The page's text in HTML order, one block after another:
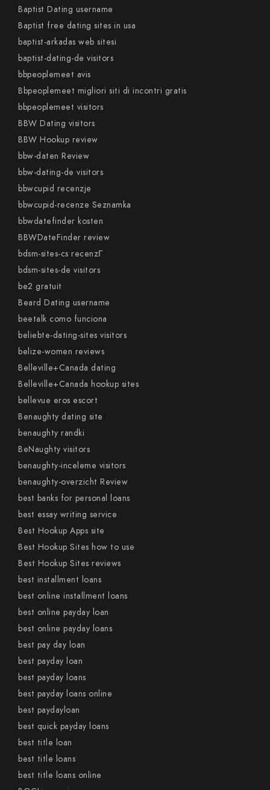
Baptist Dating username
Baptist free dating sites in usa
baptist-arkadas web sitesi
baptist-dating-de visitors
bbpeoplemeet avis
Bbpeoplemeet migliori siti di incontri gratis
bbpeoplemeet visitors
BBW Dating visitors
BBW Hookup review
bbw-daten Review
bbw-dating-de visitors
bbwcupid recenzje
bbwcupid-recenze Seznamka
bbwdatefinder kosten
BBWDateFinder review
bdsm-sites-cs recenzГ­
bdsm-sites-de visitors
be2 gratuit
Beard Dating username
beetalk como funciona
beliebte-dating-sites visitors
belize-women reviews
Belleville+Canada dating
Belleville+Canada hookup sites
bellevue eros escort
Benaughty dating site
benaughty randki
BeNaughty visitors
benaughty-inceleme visitors
benaughty-overzicht Review
best banks for personal loans
best essay writing service
Best Hookup Apps site
Best Hookup Sites how to use
Best Hookup Sites reviews
best installment loans
best online installment loans
best online payday loan
best online payday loans
best pay day loan
best payday loan
best payday loans
best payday loans online
best paydayloan
best quick payday loans
best title loan
best title loans
best title loans online